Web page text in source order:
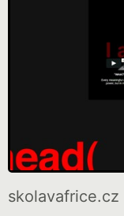
skolavafrice.cz